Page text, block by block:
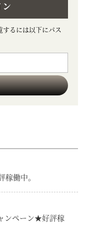
るには以下にパス
働中。
ンペーン★好評稼